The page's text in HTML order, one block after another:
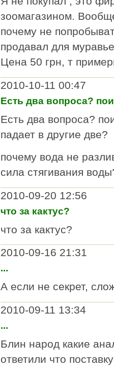
зоомагазином.
почему не
продавал для
Цена 50 грн, т
2010-10-11 00:47
Есть два вопроса?
Есть два вопроса?
падает в другие две?
почему вода не
сила стягивания
2010-09-20 12:56
что за кактус?
что за кактус?
2010-09-16 21:31
...
А если не секрет,
2010-09-11 13:34
...
Блин народ какие
ответили что